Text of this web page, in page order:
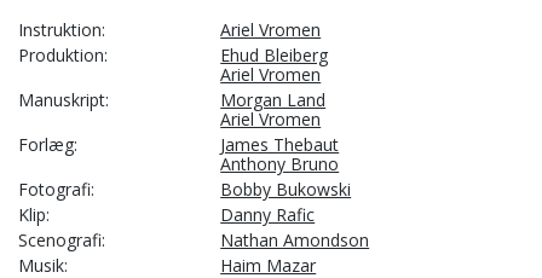
Instruktion
Ariel Vromen
Produktion
Ehud Bleiberg
Ariel Vromen
Manuskript
Morgan Land
Ariel Vromen
Forlæg
James Thebaut
Anthony Bruno
Fotografi
Bobby Bukowski
Klip
Danny Rafic
Scenografi
Nathan Amondson
Musik
Haim Mazar